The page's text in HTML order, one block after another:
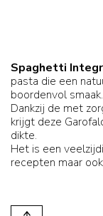
Spaghetti
pasta die een
boordenvol smaak.
Dankzij de met
krijgt deze
dikte.
Het is een
recepten maar